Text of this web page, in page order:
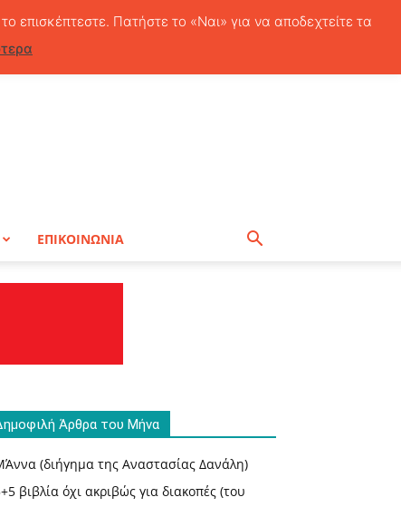
ΕΠΙΚΟΙΝΩΝΙΑ
Άρθρα του Μήνα
(διήγημα της Αναστασίας Δανάλη)
βιβλία όχι ακριβώς για διακοπές (του
επισκέπτεστε. Πατήστε το «Ναι» για να αποδεχτείτε τα